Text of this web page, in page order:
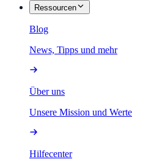
Ressourcen
Blog
News, Tipps und mehr
Über uns
Unsere Mission und Werte
Hilfecenter